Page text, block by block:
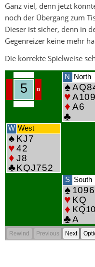
Ganz viel, denn jetzt
noch der Übergang zum
Dieser ist sicher, denn in
Gegenreizer keine mehr
Die korrekte Spielweise